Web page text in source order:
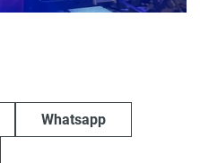
Whatsapp